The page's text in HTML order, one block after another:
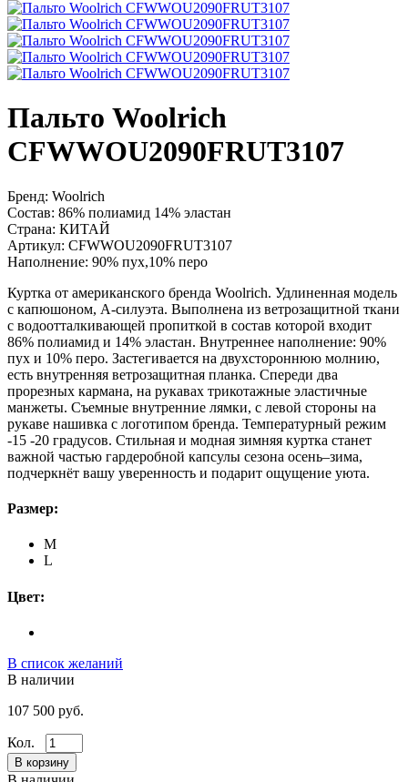
Пальто Woolrich
CFWWOU2090FRUT3107
Бренд: Woolrich
Состав: 86% полиамид 14% эластан
Страна: КИТАЙ
Артикул: CFWWOU2090FRUT3107
Наполнение: 90% пух,10% перо
Куртка от американского бренда Woolrich. Удлиненная модель
с капюшоном, А-силуэта. Выполнена из ветрозащитной ткани
с водоотталкивающей пропиткой в состав которой входит
86% полиамид и 14% эластан. Внутреннее наполнение: 90%
пух и 10% перо. Застегивается на двухстороннюю молнию,
есть внутренняя ветрозащитная планка. Спереди два
прорезных кармана, на рукавах трикотажные эластичные
манжеты. Съемные внутренние лямки, с левой стороны на
рукаве нашивка с логотипом бренда. Температурный режим
-15 -20 градусов. Стильная и модная зимняя куртка станет
важной частью гардеробной капсулы сезона осень–зима,
подчеркнёт вашу уверенность и подарит ощущение уюта.
Размер:
M
L
Цвет:
В список желаний
В наличии
107 500 руб.
Кол.